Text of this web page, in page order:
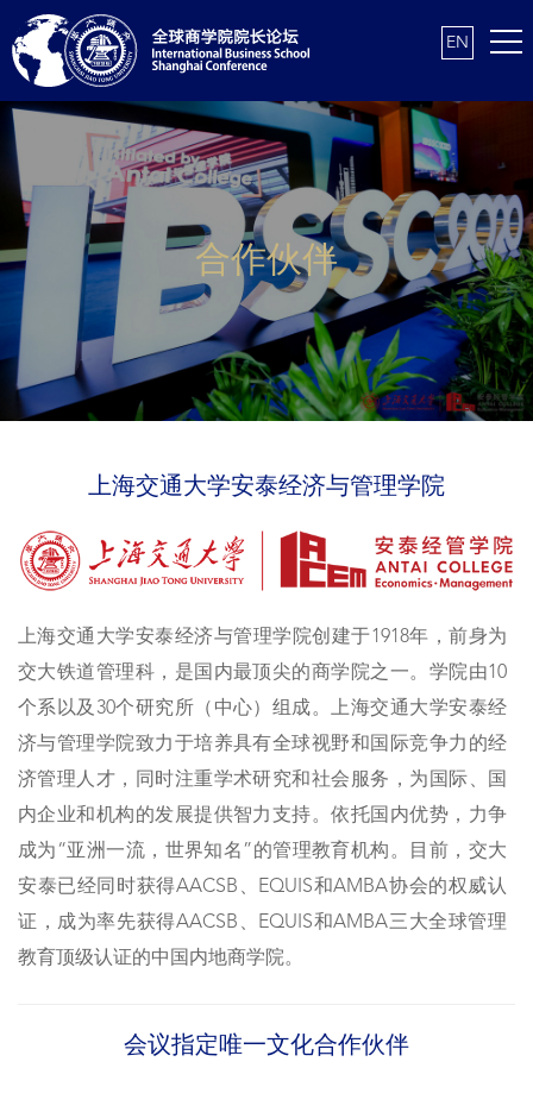
EN
合作伙伴
上海交通大学安泰经济与管理学院
上海交通大学安泰经济与管理学院创建于1918年，前身为
交大铁道管理科，是国内最顶尖的商学院之一。学院由10
个系以及30个研究所（中心）组成。上海交通大学安泰经
济与管理学院致力于培养具有全球视野和国际竞争力的经
济管理人才，同时注重学术研究和社会服务，为国际、国
内企业和机构的发展提供智力支持。依托国内优势，力争
成为“亚洲一流，世界知名”的管理教育机构。目前，交大
安泰已经同时获得AACSB、EQUIS和AMBA协会的权威认
证，成为率先获得AACSB、EQUIS和AMBA三大全球管理
教育顶级认证的中国内地商学院。
会议指定唯一文化合作伙伴